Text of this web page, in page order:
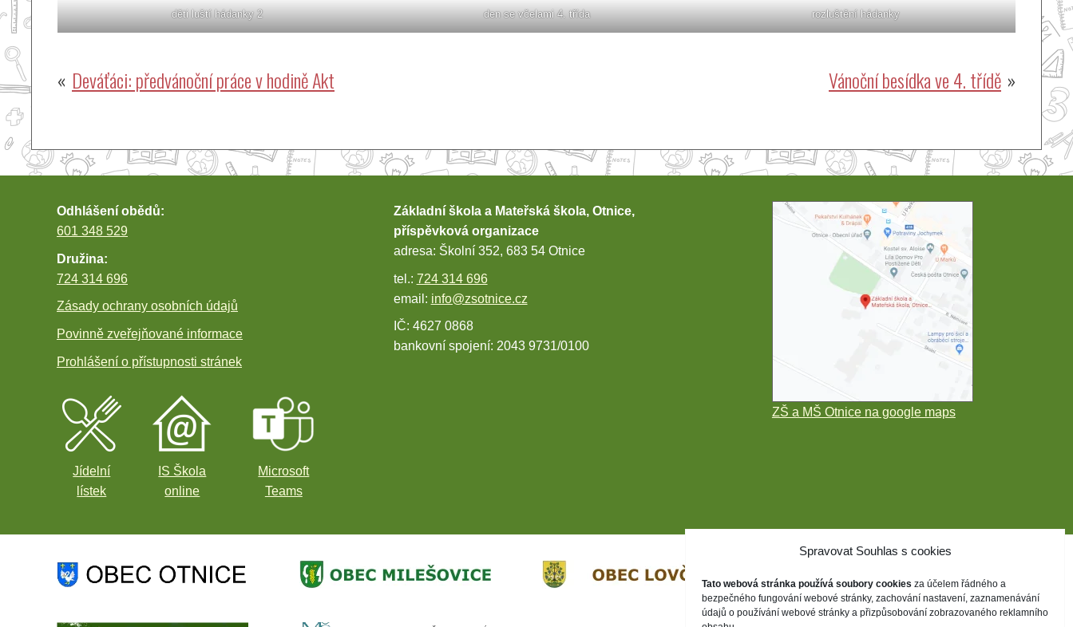
Spravovat Souhlas s cookies
Tato webová stránka používá soubory cookies za účelem řádného a
bezpečného fungování webové stránky, zachování nastavení, zaznamenávání
údajů o používání webové stránky a přizpůsobování zobrazovaného reklamního
děti luští hádanky 2 den se včelami 4. třída rozluštění hádanky
Navigace
příspěvek
Deváťáci: předvánoční práce v hodině Akt Vánoční besídka ve 4. třídě
Odhlášení obědů:
601 348 529
Družina:
724 314 696
Zásady ochrany osobních údajů
Povinně zveřejňované informace
Prohlášení o přístupnosti stránek
Jídelní
lístek
IS Škola
online
Microsoft
Teams
Základní škola a Mateřská škola, Otnice,
příspěvková organizace
adresa: Školní 352, 683 54 Otnice
tel.: 724 314 696
email: info@zsotnice.cz
IČ: 4627 0868
bankovní spojení: 2043 9731/0100
ZŠ a MŠ Otnice na google maps